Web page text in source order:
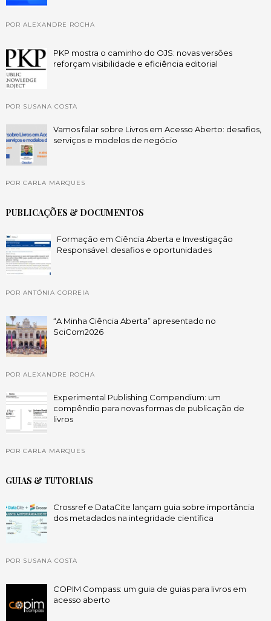
POR ALEXANDRE ROCHA
PKP mostra o caminho do OJS: novas versões
reforçam visibilidade e eficiência editorial
POR SUSANA COSTA
Vamos falar sobre Livros em Acesso Aberto: desafios,
serviços e modelos de negócio
POR CARLA MARQUES
PUBLICAÇÕES & DOCUMENTOS
Formação em Ciência Aberta e Investigação
Responsável: desafios e oportunidades
POR ANTÓNIA CORREIA
“A Minha Ciência Aberta” apresentado no
SciCom2026
POR ALEXANDRE ROCHA
Experimental Publishing Compendium: um
compêndio para novas formas de publicação de
livros
POR CARLA MARQUES
GUIAS & TUTORIAIS
Crossref e DataCite lançam guia sobre importância
dos metadados na integridade científica
POR SUSANA COSTA
COPIM Compass: um guia de guias para livros em
acesso aberto